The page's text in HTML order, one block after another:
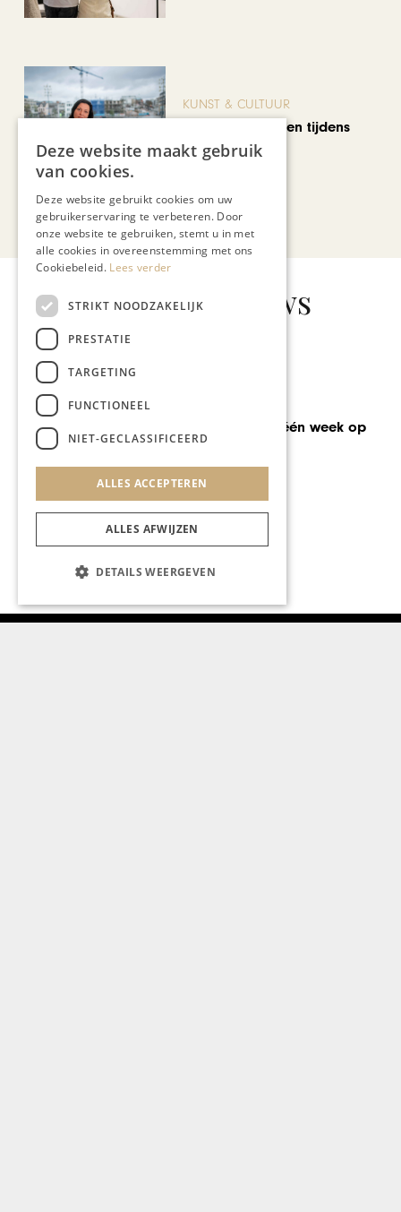
KUNST & CULTUUR
Wereldse beelden tijdens
Cultura Nova
Bekijk alle artikelen
Gerelateerd nieuws
Tien sterren in één week op
het bord
Deze website maakt gebruik
van cookies.
Deze website gebruikt cookies om uw
gebruikerservaring te verbeteren. Door
onze website te gebruiken, stemt u in met
alle cookies in overeenstemming met ons
Cookiebeleid. Lees verder
STRIKT NOODZAKELIJK
PRESTATIE
TARGETING
FUNCTIONEEL
NIET-GECLASSIFICEERD
ALLES ACCEPTEREN
ALLES AFWIJZEN
DETAILS WEERGEVEN